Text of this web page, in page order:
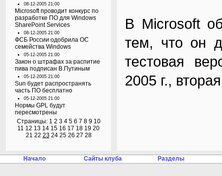
08-12-2005 21:00
Microsoft проводит конкурс по
разработке ПО для Windows
SharePoint Services
08-12-2005 21:00
ФСБ России одобрила ОС
семейства Windows
05-12-2005 21:00
Закон о штрафах за распитие
пива подписан В.Путиным
05-12-2005 21:00
Sun будет распространять
часть ПО бесплатно
05-12-2005 21:00
Нормы GPL будут
пересмотрены
Страницы: 1 2 3 4 5 6 7 8 9 10
11 12 13 14 15 16 17 18 19 20
21 22 23 24 25 26 27 28
В Microsoft
тем, что он
тестовая
2005 г.,
Начало Сайты клуба Разделы